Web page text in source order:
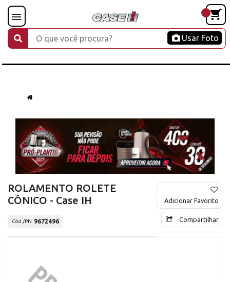
Usar Foto
ROLAMENTO ROLETE
CÔNICO - Case IH
Cód./PN 9672496
Adicionar Favorito
Compartilhar